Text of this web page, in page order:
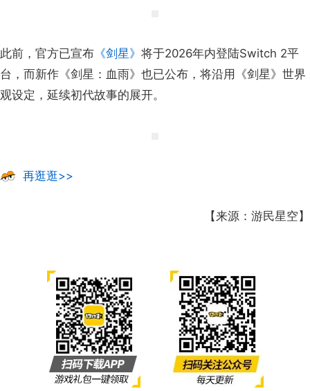
此前，官方已宣布 《剑星》 将于2026年内登陆Switch 2平
台，而新作《剑星：血雨》也已公布，将沿用《剑星》世界
观设定，延续初代故事的展开。
再逛逛>>
【来源：游民星空】